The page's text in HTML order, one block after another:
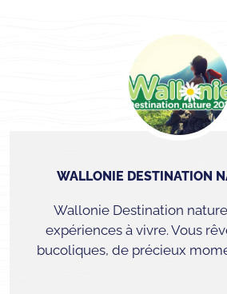
WALLONIE DESTINATION
Wallonie Destination
expériences à vivre. Vous
bucoliques, de précieux